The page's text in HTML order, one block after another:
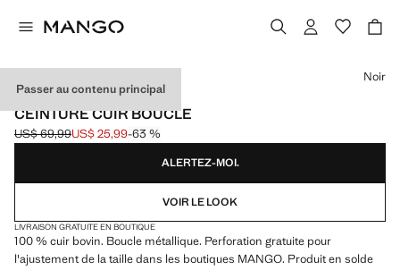
Passer au contenu principal
CUIR
CEINTURE CUIR BOUCLE
Prix initial barré [US$ 69,99 ]
US$ 69,99
Prix actuel [US$ 25,99 ]
US$ 25,99-63 %
Choisissez une couleur
Noir
ALERTEZ-MOI.
VOIR LE LOOK
LIVRAISON GRATUITE EN BOUTIQUE
100 % cuir bovin. Boucle métallique. Perforation gratuite pour
l'ajustement de la taille dans les boutiques MANGO. Produit en solde